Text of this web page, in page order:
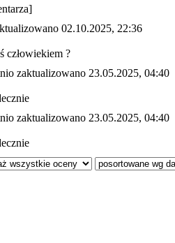
02.10.2025, 22:36
człowiekiem ?
zaktualizowano 23.05.2025, 04:40
zaktualizowano 23.05.2025, 04:40